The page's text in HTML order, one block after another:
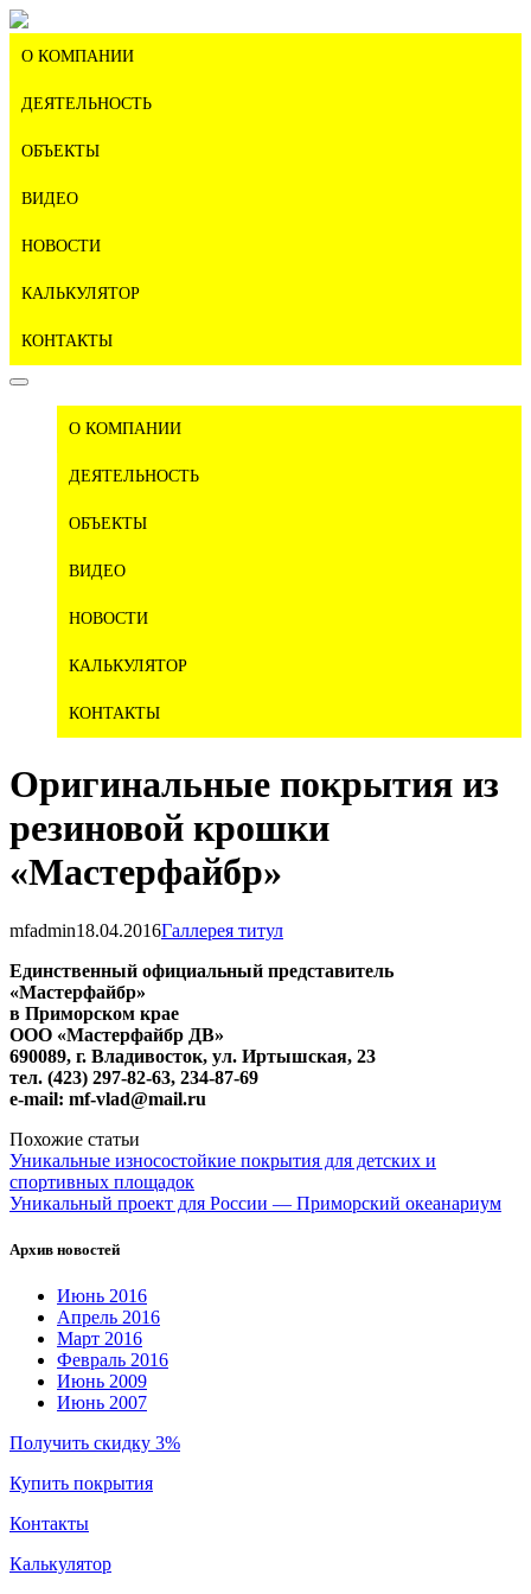
О КОМПАНИИ
ДЕЯТЕЛЬНОСТЬ
ОБЪЕКТЫ
ВИДЕО
НОВОСТИ
КАЛЬКУЛЯТОР
КОНТАКТЫ
О КОМПАНИИ
ДЕЯТЕЛЬНОСТЬ
ОБЪЕКТЫ
ВИДЕО
НОВОСТИ
КАЛЬКУЛЯТОР
КОНТАКТЫ
Оригинальные покрытия из
резиновой крошки
«Мастерфайбр»
mfadmin18.04.2016Галлерея титул
Единственный официальный представитель
«Мастерфайбр»
в Приморском крае
ООО «Мастерфайбр ДВ»
690089, г. Владивосток, ул. Иртышская, 23
тел. (423) 297-82-63, 234-87-69
e-mail: mf-vlad@mail.ru
Похожие статьи
Уникальные износостойкие покрытия для детских и
спортивных площадок
Уникальный проект для России — Приморский океанариум
Архив новостей
Июнь 2016
Апрель 2016
Март 2016
Февраль 2016
Июнь 2009
Июнь 2007
Получить скидку 3%
Купить покрытия
Контакты
Калькулятор